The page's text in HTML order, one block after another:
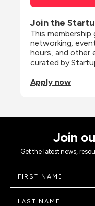
Join the
This
networking,
hours, and other
curated by
Apply now
Join
Get the latest news,